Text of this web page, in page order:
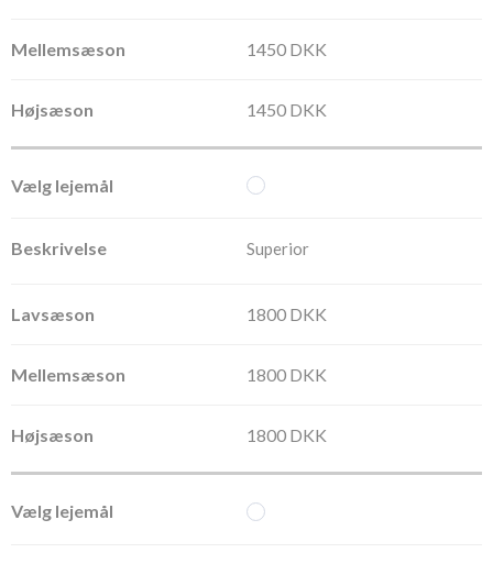
1450 DKK
1450 DKK
Superior
1800 DKK
1800 DKK
1800 DKK